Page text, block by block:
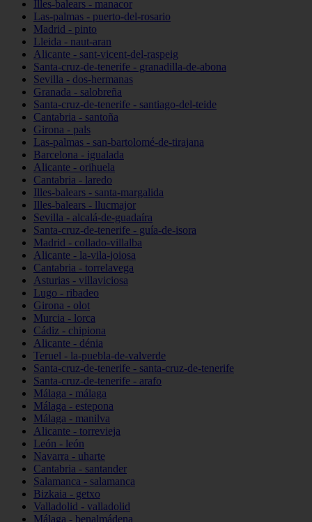
Illes-balears - manacor
Las-palmas - puerto-del-rosario
Madrid - pinto
Lleida - naut-aran
Alicante - sant-vicent-del-raspeig
Santa-cruz-de-tenerife - granadilla-de-abona
Sevilla - dos-hermanas
Granada - salobreña
Santa-cruz-de-tenerife - santiago-del-teide
Cantabria - santoña
Girona - pals
Las-palmas - san-bartolomé-de-tirajana
Barcelona - igualada
Alicante - orihuela
Cantabria - laredo
Illes-balears - santa-margalida
Illes-balears - llucmajor
Sevilla - alcalá-de-guadaíra
Santa-cruz-de-tenerife - guía-de-isora
Madrid - collado-villalba
Alicante - la-vila-joiosa
Cantabria - torrelavega
Asturias - villaviciosa
Lugo - ribadeo
Girona - olot
Murcia - lorca
Cádiz - chipiona
Alicante - dénia
Teruel - la-puebla-de-valverde
Santa-cruz-de-tenerife - santa-cruz-de-tenerife
Santa-cruz-de-tenerife - arafo
Málaga - málaga
Málaga - estepona
Málaga - manilva
Alicante - torrevieja
León - león
Navarra - uharte
Cantabria - santander
Salamanca - salamanca
Bizkaia - getxo
Valladolid - valladolid
Málaga - benalmádena